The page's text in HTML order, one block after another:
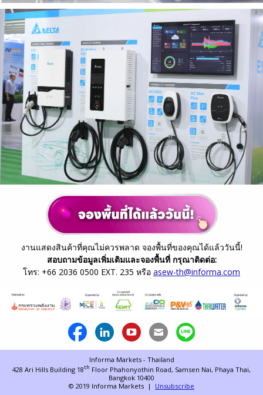
งานแสดงสินค้าที่คุณไม่ควรพลาด จองพื้นที่ของคุณได้แล้ววันนี้!
สอบถามข้อมูลเพิ่มเติมและจองพื้นที่ กรุณาติดต่อ:
โทร: +66 2036 0500 EXT. 235 หรือ asew-th@informa.com
Informa Markets - Thailand
428 Ari Hills Building 18th Floor Phahonyothin Road, Samsen Nai, Phaya Thai,
Bangkok 10400
© 2019 Informa Markets | Unsubscribe